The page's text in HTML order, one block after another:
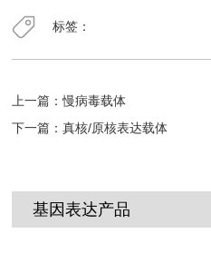
标签：
上一篇：慢病毒载体
下一篇：真核/原核表达载体
基因表达产品